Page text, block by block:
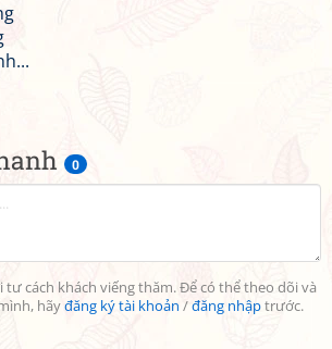
0
tư cách khách viếng thăm. Để có thể theo dõi và
hãyđăng ký tài khoản /đăng nhậptrước.